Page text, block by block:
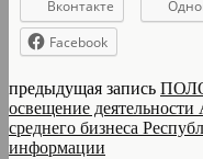
Вконтакте
Facebook
предыдущая запись
освещение
среднего бизнеса
информации